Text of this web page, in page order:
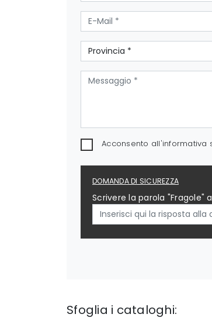
Acconsento all'informativa
DOMANDA DI SICUREZZA
Scrivere la parola "Fragole"
Sfoglia i cataloghi: